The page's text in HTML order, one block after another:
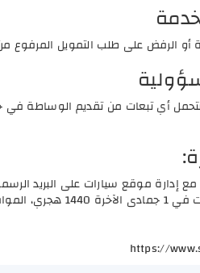
الرفض على طلب التمويل المرفوع من
أي تبعات من تقديم الوساطة في
إدارة موقع سيارات على البريد
https://